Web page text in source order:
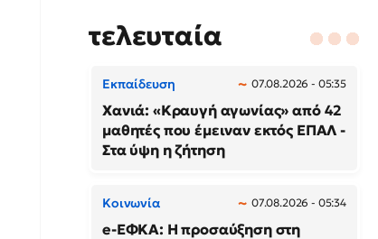
τελευταία
Εκπαίδευση 07.08.2026 - 05:35
Χανιά: «Κραυγή αγωνίας» από 42
μαθητές που έμειναν εκτός ΕΠΑΛ -
Στα ύψη η ζήτηση
Κοινωνία 07.08.2026 - 05:34
e-ΕΦΚΑ: Η προσαύξηση στη